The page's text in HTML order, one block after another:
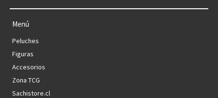
Menú
Peluches
Figuras
Accesorios
Zona TCG
Sachistore.cl